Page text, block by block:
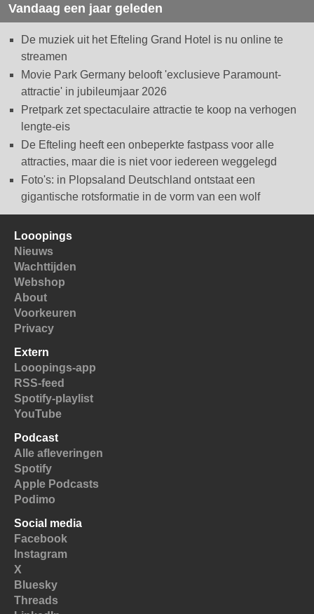
Vandaag een jaar geleden
De muziek uit het Efteling Grand Hotel is nu online te
streamen
Movie Park Germany belooft 'exclusieve Paramount-
attractie' in jubileumjaar 2026
Pretpark zet spectaculaire attractie te koop na verhogen
lengte-eis
De Efteling heeft een onbeperkte fastpass voor alle
attracties, maar die is niet voor iedereen weggelegd
Foto's: in Plopsaland Deutschland ontstaat een
gigantische rotsformatie in de vorm van een wolf
Looopings
Nieuws
Wachttijden
Webshop
About
Voorkeuren
Privacy
Extern
Looopings-app
RSS-feed
Spotify-playlist
YouTube
Podcast
Alle afleveringen
Spotify
Apple Podcasts
Podimo
Social media
Facebook
Instagram
X
Bluesky
Threads